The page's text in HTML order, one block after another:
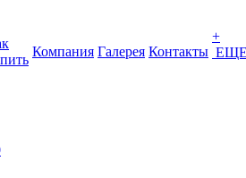
Компания Галерея Контакты
+